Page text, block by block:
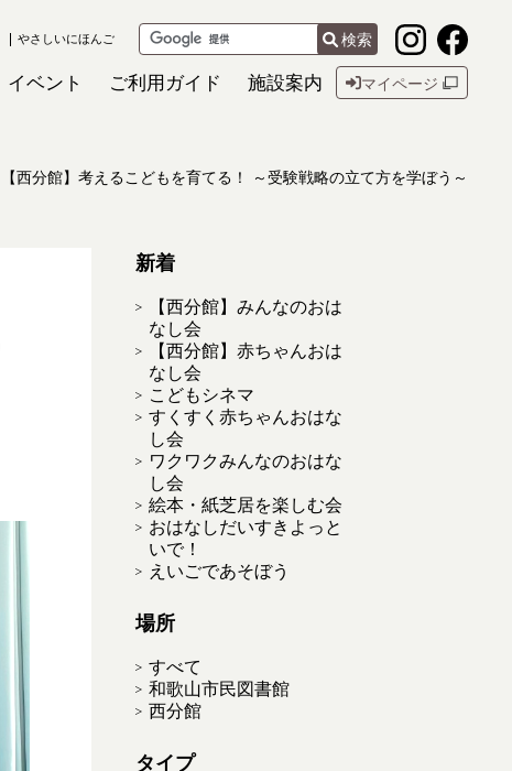
やさしいにほんご 検索
イベント ご利用ガイド 施設案内 マイページ
【西分館】考えるこどもを育てる！ ～受験戦略の立て方を学ぼう～
新着
【西分館】みんなのおは
なし会
【西分館】赤ちゃんおは
なし会
こどもシネマ
すくすく赤ちゃんおはな
し会
ワクワクみんなのおはな
し会
絵本・紙芝居を楽しむ会
おはなしだいすきよっと
いで！
えいごであそぼう
場所
すべて
和歌山市民図書館
西分館
タイプ